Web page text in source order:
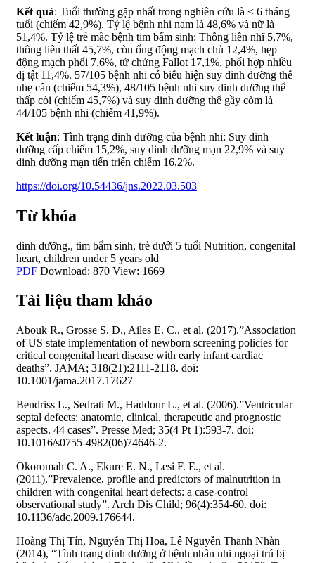
Kết quả: Tuổi thường gặp nhất trong nghiên cứu là < 6 tháng
tuổi (chiếm 42,9%). Tỷ lệ bệnh nhi nam là 48,6% và nữ là
51,4%. Tỷ lệ trẻ mắc bệnh tim bẩm sinh: Thông liên nhĩ 5,7%,
thông liên thất 45,7%, còn ống động mạch chủ 12,4%, hẹp
động mạch phổi 7,6%, tứ chứng Fallot 17,1%, phối hợp nhiều
dị tật 11,4%. 57/105 bệnh nhi có biểu hiện suy dinh dưỡng thể
nhẹ cân (chiếm 54,3%), 48/105 bệnh nhi suy dinh dưỡng thể
thấp còi (chiếm 45,7%) và suy dinh dưỡng thể gầy còm là
44/105 bệnh nhi (chiếm 41,9%).
Kết luận: Tình trạng dinh dưỡng của bệnh nhi: Suy dinh
dưỡng cấp chiếm 15,2%, suy dinh dưỡng mạn 22,9% và suy
dinh dưỡng mạn tiến triển chiếm 16,2%.
https://doi.org/10.54436/jns.2022.03.503
Từ khóa
dinh dưỡng., tim bẩm sinh, trẻ dưới 5 tuổi Nutrition, congenital
heart, children under 5 years old
PDF Download: 870 View: 1669
Tài liệu tham khảo
Abouk R., Grosse S. D., Ailes E. C., et al. (2017).”Association
of US state implementation of newborn screening policies for
critical congenital heart disease with early infant cardiac
deaths”. JAMA; 318(21):2111-2118. doi:
10.1001/jama.2017.17627
Bendriss L., Sedrati M., Haddour L., et al. (2006).”Ventricular
septal defects: anatomic, clinical, therapeutic and prognostic
aspects. 44 cases”. Presse Med; 35(4 Pt 1):593-7. doi:
10.1016/s0755-4982(06)74646-2.
Okoromah C. A., Ekure E. N., Lesi F. E., et al.
(2011).”Prevalence, profile and predictors of malnutrition in
children with congenital heart defects: a case-control
observational study”. Arch Dis Child; 96(4):354-60. doi:
10.1136/adc.2009.176644.
Hoàng Thị Tín, Nguyễn Thị Hoa, Lê Nguyễn Thanh Nhàn
(2014), “Tình trạng dinh dưỡng ở bệnh nhân nhi ngoại trú bị